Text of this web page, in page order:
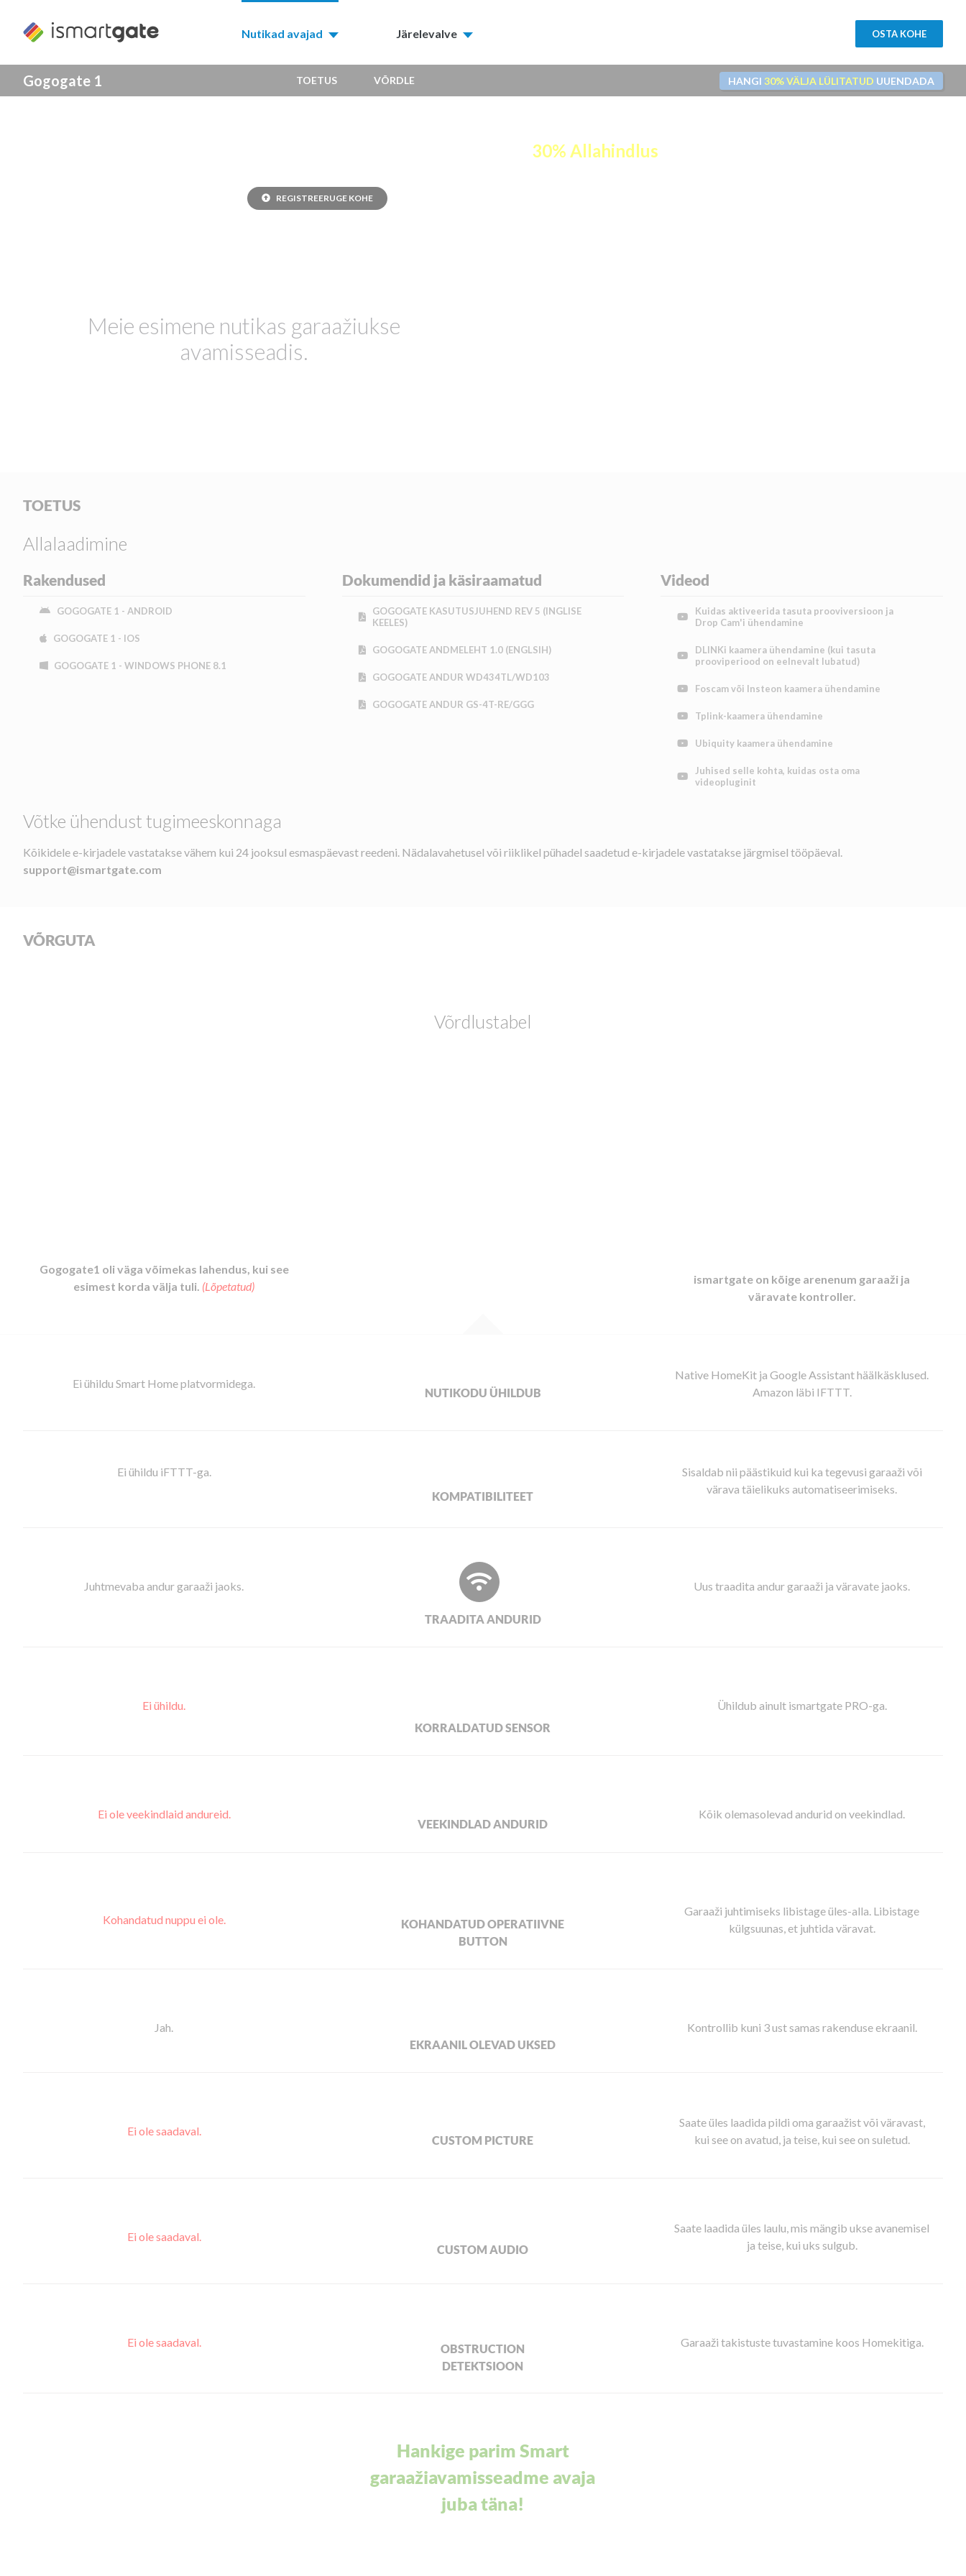
content
Nutikad avajad Järelevalve OSTA KOHE
Gogogate 1 TOETUS VÕRDLE HANGI 30% VÄLJA LÜLITATUD UUENDADA
30% Allahindlus
REGISTREERUGE KOHE
Meie esimene nutikas garaažiukse
avamisseadis.
TOETUS
Allalaadimine
Rakendused
GOGOGATE 1 - ANDROID
GOGOGATE 1 - IOS
GOGOGATE 1 - WINDOWS PHONE 8.1
Dokumendid ja käsiraamatud
GOGOGATE KASUTUSJUHEND REV 5 (INGLISE
KEELES)
GOGOGATE ANDMELEHT 1.0 (ENGLSIH)
GOGOGATE ANDUR WD434TL/WD103
GOGOGATE ANDUR GS-4T-RE/GGG
Videod
Kuidas aktiveerida tasuta prooviversioon ja
Drop Cam'i ühendamine
DLINKi kaamera ühendamine (kui tasuta
prooviperiood on eelnevalt lubatud)
Foscam või Insteon kaamera ühendamine
Tplink-kaamera ühendamine
Ubiquity kaamera ühendamine
Juhised selle kohta, kuidas osta oma
videopluginit
Võtke ühendust tugimeeskonnaga
Kõikidele e-kirjadele vastatakse vähem kui 24 jooksul esmaspäevast reedeni. Nädalavahetusel või riiklikel pühadel saadetud e-kirjadele vastatakse järgmisel tööpäeval.
support@ismartgate.com
VÕRGUTA
Gogogate1 oli väga võimekas lahendus, kui see
esimest korda välja tuli. (Lõpetatud)
Võrdlustabel
ismartgate on kõige arenenum garaaži ja
väravate kontroller.
Ei ühildu Smart Home platvormidega.
NUTIKODU ÜHILDUB
Native HomeKit ja Google Assistant häälkäsklused.
Amazon läbi IFTTT.
Ei ühildu iFTTT-ga.
KOMPATIBILITEET
Sisaldab nii päästikuid kui ka tegevusi garaaži või
värava täielikuks automatiseerimiseks.
Juhtmevaba andur garaaži jaoks.
TRAADITA ANDURID
Uus traadita andur garaaži ja väravate jaoks.
Ei ühildu.
KORRALDATUD SENSOR
Ühildub ainult ismartgate PRO-ga.
Ei ole veekindlaid andureid.
VEEKINDLAD ANDURID
Kõik olemasolevad andurid on veekindlad.
Kohandatud nuppu ei ole.
KOHANDATUD OPERATIIVNE
BUTTON
Garaaži juhtimiseks libistage üles-alla. Libistage
külgsuunas, et juhtida väravat.
Jah.
EKRAANIL OLEVAD UKSED
Kontrollib kuni 3 ust samas rakenduse ekraanil.
Ei ole saadaval.
CUSTOM PICTURE
Saate üles laadida pildi oma garaažist või väravast,
kui see on avatud, ja teise, kui see on suletud.
Ei ole saadaval.
CUSTOM AUDIO
Saate laadida üles laulu, mis mängib ukse avanemisel
ja teise, kui uks sulgub.
Ei ole saadaval.
OBSTRUCTION
DETEKTSIOON
Garaaži takistuste tuvastamine koos Homekitiga.
Hankige parim Smart
garaažiavamisseadme avaja
juba täna!